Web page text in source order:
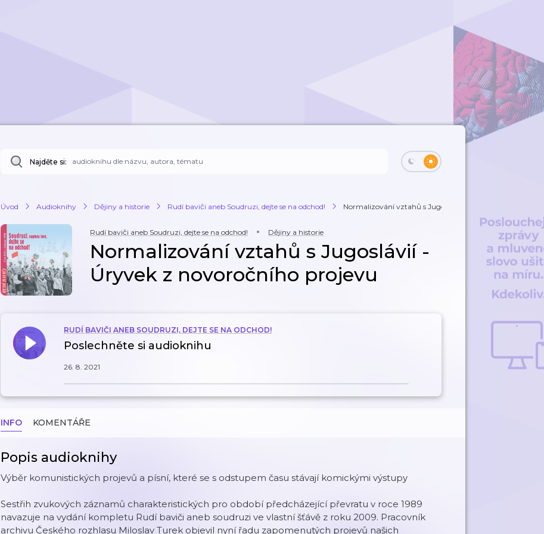
Najděte si:
Úvod Audioknihy Dějiny a historie Rudí baviči aneb Soudruzi, dejte se na odchod! Normalizování vztahů s Jugoslávií - Úryvek...
Rudí baviči aneb Soudruzi, dejte se na odchod! Dějiny a historie
Normalizování vztahů s Jugoslávií -
Úryvek z novoročního projevu
RUDÍ BAVIČI ANEB SOUDRUZI, DEJTE SE NA ODCHOD!
Poslechněte si audioknihu
26. 8. 2021
INFO KOMENTÁŘE
Popis audioknihy
Výběr komunistických projevů a písní, které se s odstupem času stávají komickými výstupy
Sestřih zvukových záznamů charakteristických pro období předcházející převratu v roce 1989
navazuje na vydání kompletu Rudí baviči aneb soudruzi ve vlastní šťávě z roku 2009. Pracovník
archivu Českého rozhlasu Miloslav Turek objevil nyní řadu zapomenutých projevů našich